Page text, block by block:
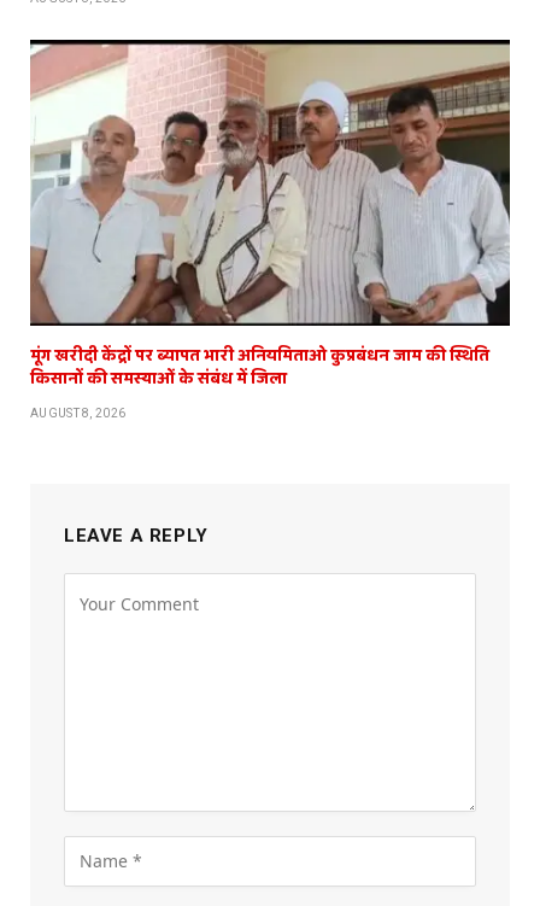
मूंग खरीदी केंद्रों पर ब्यापत भारी अनियमिताओ कुप्रबंधन जाम की स्थिति
किसानों की समस्याओं के संबंध में जिला
AUGUST 8, 2026
LEAVE A REPLY